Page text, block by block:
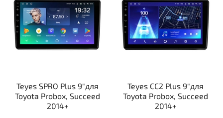
Teyes SPRO Plus 9"для
Toyota Probox, Succeed
2014+
Teyes CC2 Plus 9"для
Toyota Probox, Succeed
2014+